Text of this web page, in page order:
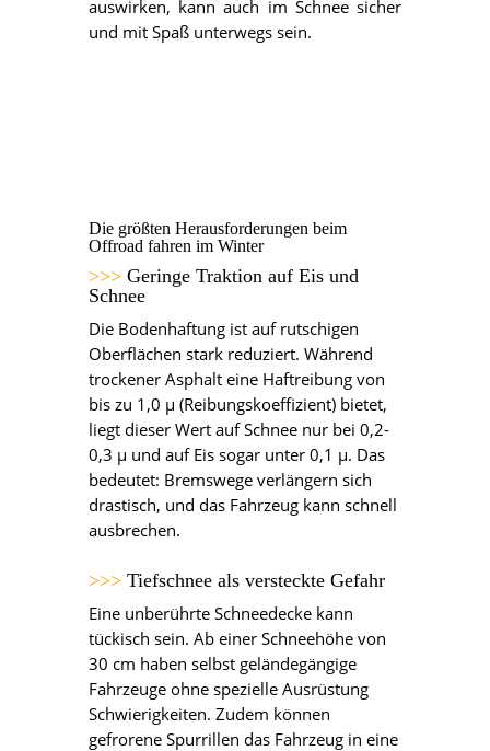
auswirken, kann auch im Schnee sicher
und mit Spaß unterwegs sein.
Die größten Herausforderungen beim
Offroad fahren im Winter
>>>Geringe Traktion auf Eis und
Schnee
Die Bodenhaftung ist auf rutschigen
Oberflächen stark reduziert. Während
trockener Asphalt eine Haftreibung von
bis zu 1,0 µ (Reibungskoeffizient) bietet,
liegt dieser Wert auf Schnee nur bei 0,2-
0,3 µ und auf Eis sogar unter 0,1 µ. Das
bedeutet: Bremswege verlängern sich
drastisch, und das Fahrzeug kann schnell
ausbrechen.
>>> Tiefschnee als versteckte Gefahr
Eine unberührte Schneedecke kann
tückisch sein. Ab einer Schneehöhe von
30 cm haben selbst geländegängige
Fahrzeuge ohne spezielle Ausrüstung
Schwierigkeiten. Zudem können
gefrorene Spurrillen das Fahrzeug in eine